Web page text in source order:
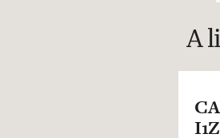
A